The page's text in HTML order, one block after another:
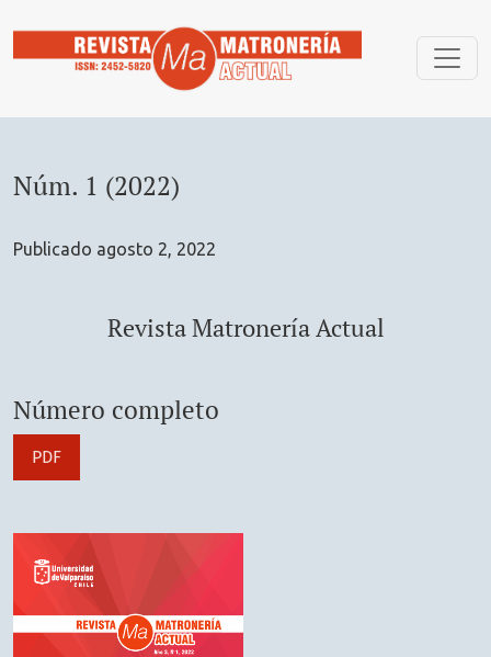
Núm. 1 (2022)
Publicado agosto 2, 2022
Revista Matronería Actual
Número completo
PDF